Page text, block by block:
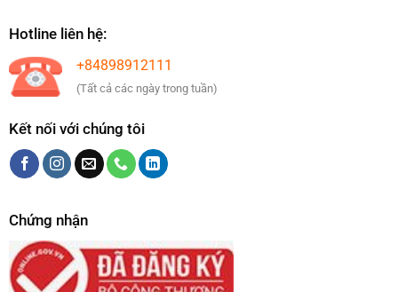
Hotline liên hệ:
+84898912111
(Tất cả các ngày trong tuần)
Kết nối với chúng tôi
Chứng nhận